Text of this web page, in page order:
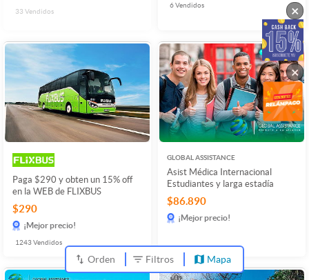
33 Vendidos
6Vendidos
Paga $290 y obten un 15% off
en la WEB de FLIXBUS
$290
¡Mejor precio!
1243Vendidos
GLOBAL ASSISTANCE
Asist Médica Internacional
Estudiantes y larga estadía
$86.890
¡Mejor precio!
Orden Filtros Mapa
×
×